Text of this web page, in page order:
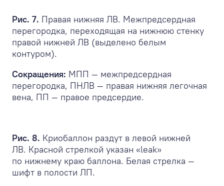
Рис. 7. Правая нижняя ЛВ. Межпредсердная
перегородка, переходящая на нижнюю стенку
правой нижней ЛВ (выделено белым
контуром).
Сокращения: МПП — межпредсердная
перегородка, ПНЛВ — правая нижняя легочная
вена, ПП — правое предсердие.
Рис. 8. Криобаллон раздут в левой нижней
ЛВ. Красной стрелкой указан «leak»
по нижнему краю баллона. Белая стрелка —
шифт в полости ЛП.